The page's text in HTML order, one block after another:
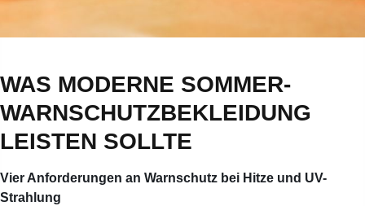
WAS MODERNE SOMMER-
WARNSCHUTZBEKLEIDUNG
LEISTEN SOLLTE
Vier Anforderungen an Warnschutz bei Hitze und UV-
Strahlung